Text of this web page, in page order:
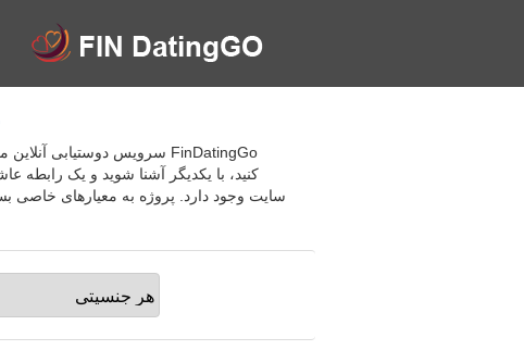
کنید، با یکدیگر آشنا شوید و یک رابطه
سایت وجود دارد. پروژه به معیارهای خاصی